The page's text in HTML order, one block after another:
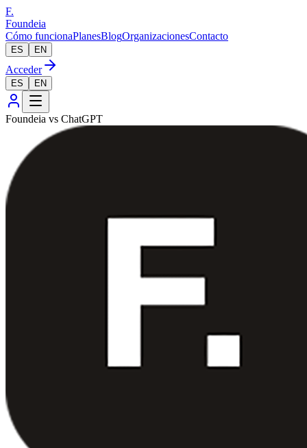
F.
Foundeia
Cómo funcionaPlanesBlogOrganizacionesContacto
ES EN
Acceder
ES EN
Foundeia vs ChatGPT